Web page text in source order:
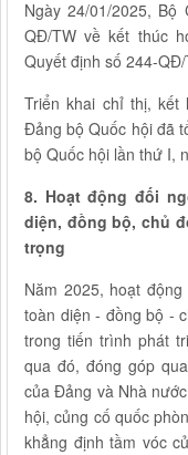
Ngày 24/01/2025,
QĐ/TW về kết thúc
Quyết định số 244-
Triển khai chỉ thị, kết
Đảng bộ Quốc hội đã
bộ Quốc hội lần thứ I,
8. Hoạt động đối
diện, đồng bộ, chủ
trọng
Năm 2025, hoạt
toàn diện - đồng bộ -
trong tiến trình phát
qua đó, đóng góp
của Đảng và Nhà
hội, củng cố quốc
khẳng định tầm vóc